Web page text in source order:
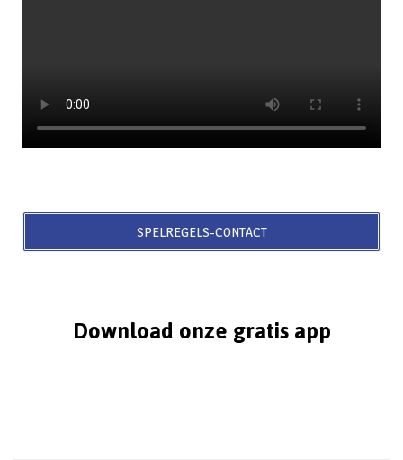
SPELREGELS-CONTACT
Download onze gratis app